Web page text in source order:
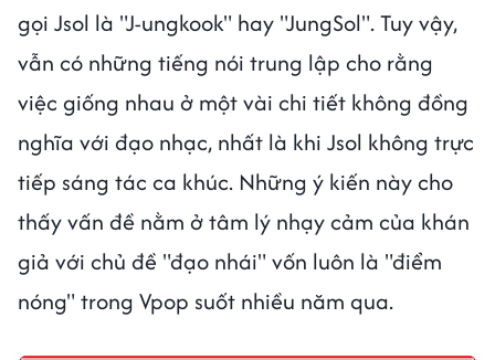
gọi Jsol là "J-ungkook" hay "JungSol". Tuy vậy,
vẫn có những tiếng nói trung lập cho rằng
việc giống nhau ở một vài chi tiết không đồng
nghĩa với đạo nhạc, nhất là khi Jsol không trực
tiếp sáng tác ca khúc. Những ý kiến này cho
thấy vấn đề nằm ở tâm lý nhạy cảm của khán
giả với chủ đề "đạo nhái" vốn luôn là "điểm
nóng" trong Vpop suốt nhiều năm qua.